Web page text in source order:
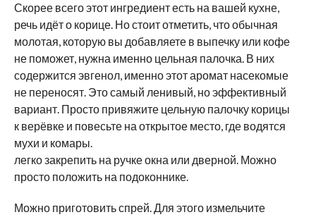
Скорее всего этот ингредиент есть на вашей кухне,
речь идёт о корице. Но стоит отметить, что обычная
молотая, которую вы добавляете в выпечку или кофе
не поможет, нужна именно цельная палочка. В них
содержится эвгенол, именно этот аромат насекомые
не переносят. Это самый ленивый, но эффективный
вариант. Просто привяжите цельную палочку корицы
к верёвке и повесьте на открытое место, где водятся
мухи и комары.
легко закрепить на ручке окна или дверной. Можно
просто положить на подоконнике.
Можно приготовить спрей. Для этого измельчите